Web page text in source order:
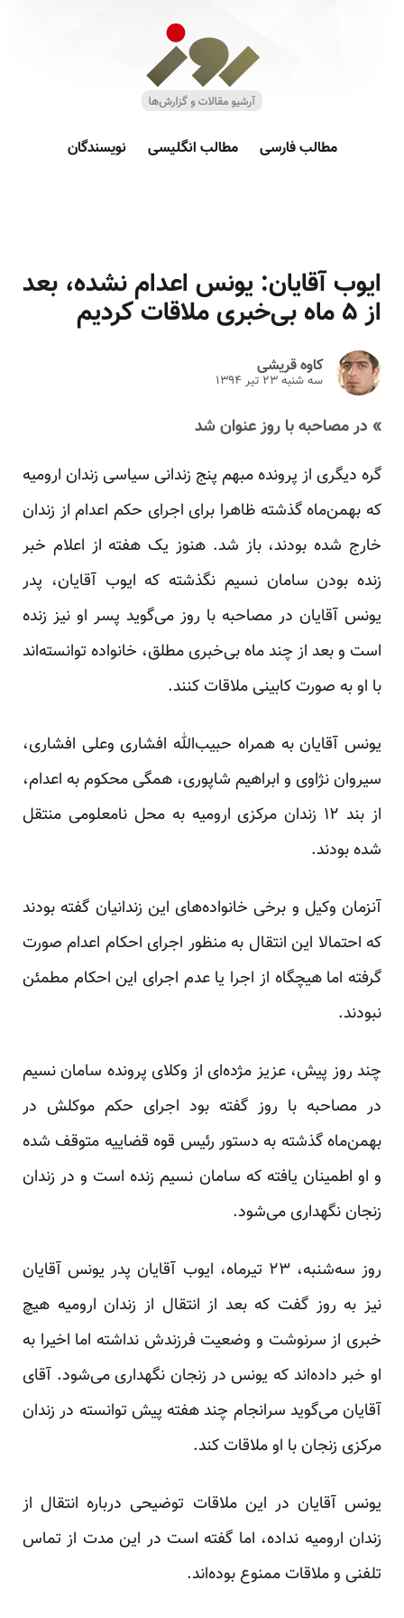
مطالب فارسی مطالب انگلیسی نویسندگان
ایوب آقایان: یونس اعدام نشده، بعد
از ۵ ماه بی‌خبری ملاقات کردیم
کاوه قریشی
سه شنبه ۲۳ تير ۱۳۹۴
» در مصاحبه با روز عنوان شد
گره دیگری از پرونده مبهم پنج زندانی سیاسی زندان ارومیه
که بهمن‌ماه گذشته ظاهرا برای اجرای حکم اعدام از زندان
خارج شده بودند، باز شد. هنوز یک هفته از اعلام خبر
زنده بودن سامان نسیم نگذشته که ایوب آقایان، پدر
یونس آقایان در مصاحبه با روز می‌گوید پسر او نیز زنده
است و بعد از چند ماه بی‌خبری مطلق، خانواده توانسته‌اند
با او به صورت کابینی ملاقات کنند.
یونس آقایان به همراه حبیب‌الله افشاری وعلی افشاری،
سیروان نژاوی و ابراهیم شاپوری، همگی محکوم به اعدام،
از بند ۱۲ زندان مرکزی ارومیه به محل نامعلومی
منتقل
شده بودند.
آنزمان وکیل و برخی خانواده‌های این زندانیان گفته بودند
که احتمالا این انتقال به منظور اجرای احکام اعدام صورت
گرفته اما هیچگاه از اجرا یا عدم اجرای این احکام مطمئن
نبودند.
چند روز پیش، عزیز مژده‌ای از وکلای پرونده سامان نسیم
در مصاحبه با روز گفته بود اجرای حکم موکلش در
بهمن‌ماه گذشته به دستور رئیس قوه قضاییه متوقف شده
و او اطمینان یافته که سامان نسیم زنده است و در زندان
زنجان نگهداری می‌شود.
روز سه‌شنبه، ۲۳ تیرماه، ایوب آقایان پدر یونس آقایان
نیز به روز گفت که بعد از انتقال از زندان ارومیه هیچ
خبری از سرنوشت و وضعیت فرزندش نداشته اما اخیرا به
او خبر داده‌اند که یونس در زنجان نگهداری می‌شود. آقای
آقایان می‌گوید سرانجام چند هفته پیش توانسته در زندان
مرکزی زنجان با او ملاقات کند.
یونس آقایان در این ملاقات توضیحی درباره انتقال از
زندان ارومیه نداده، اما گفته است در این مدت از تماس
تلفنی و ملاقات ممنوع بوده‌اند.